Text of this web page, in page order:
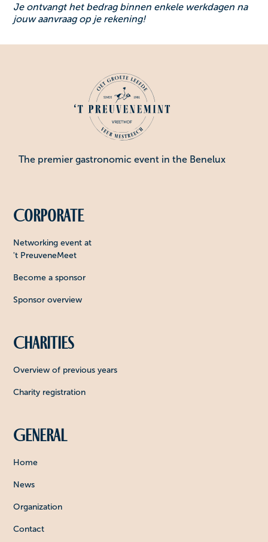
Je ontvangt het bedrag binnen enkele werkdagen na
jouw aanvraag op je rekening!
The premier gastronomic event in the Benelux
Corporate
Networking event at
't PreuveneMeet
Become a sponsor
Sponsor overview
Charities
Overview of previous years
Charity registration
General
Home
News
Organization
Contact